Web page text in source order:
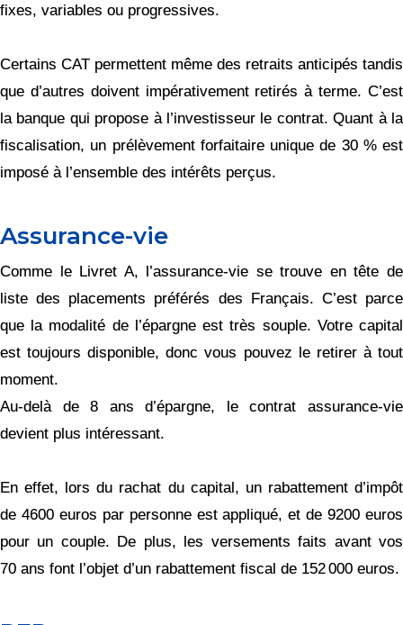
fixes, variables ou progressives.
Certains CAT permettent même des retraits anticipés tandis
que d’autres doivent impérativement retirés à terme. C’est
la banque qui propose à l’investisseur le contrat. Quant à la
fiscalisation, un prélèvement forfaitaire unique de 30 % est
imposé à l’ensemble des intérêts perçus.
Assurance-vie
Comme le Livret A, l’assurance-vie se trouve en tête de
liste des placements préférés des Français. C’est parce
que la modalité de l’épargne est très souple. Votre capital
est toujours disponible, donc vous pouvez le retirer à tout
moment.
Au-delà de 8 ans d’épargne, le contrat assurance-vie
devient plus intéressant.
En effet, lors du rachat du capital, un rabattement d’impôt
de 4600 euros par personne est appliqué, et de 9200 euros
pour un couple. De plus, les versements faits avant vos
70 ans font l’objet d’un rabattement fiscal de 152 000 euros.